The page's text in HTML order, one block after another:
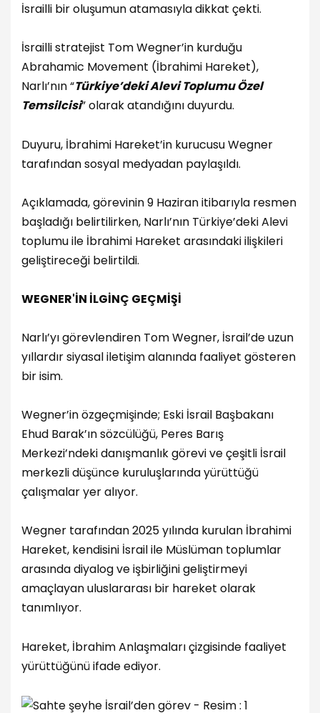
İsrailli bir oluşumun atamasıyla dikkat çekti.
İsrailli stratejist Tom Wegner’in kurduğu
Abrahamic Movement (İbrahimi Hareket),
Narlı’nın “Türkiye’deki Alevi Toplumu Özel
Temsilcisi” olarak atandığını duyurdu.
Duyuru, İbrahimi Hareket’in kurucusu Wegner
tarafından sosyal medyadan paylaşıldı.
Açıklamada, görevinin 9 Haziran itibarıyla resmen
başladığı belirtilirken, Narlı’nın Türkiye’deki Alevi
toplumu ile İbrahimi Hareket arasındaki ilişkileri
geliştireceği belirtildi.
WEGNER'İN İLGİNÇ GEÇMİŞİ
Narlı’yı görevlendiren Tom Wegner, İsrail’de uzun
yıllardır siyasal iletişim alanında faaliyet gösteren
bir isim.
Wegner’in özgeçmişinde; Eski İsrail Başbakanı
Ehud Barak’ın sözcülüğü, Peres Barış
Merkezi’ndeki danışmanlık görevi ve çeşitli İsrail
merkezli düşünce kuruluşlarında yürüttüğü
çalışmalar yer alıyor.
Wegner tarafından 2025 yılında kurulan İbrahimi
Hareket, kendisini İsrail ile Müslüman toplumlar
arasında diyalog ve işbirliğini geliştirmeyi
amaçlayan uluslararası bir hareket olarak
tanımlıyor.
Hareket, İbrahim Anlaşmaları çizgisinde faaliyet
yürüttüğünü ifade ediyor.